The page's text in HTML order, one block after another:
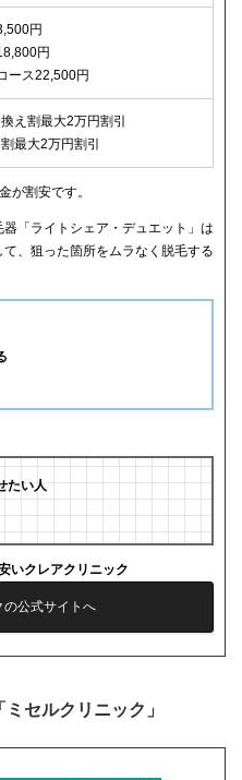
円
円
ース22,500円
え割最大2万円割引
最大2万円割引
が割安です。
「ライトシェア・デュエット」は
、狙った箇所をムラなく脱毛する
たい人
いクレアクリニック
の公式サイトへ
セルクリニック」